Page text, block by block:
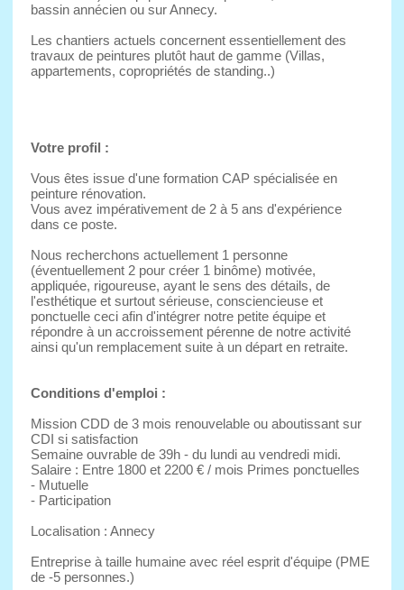
bassin annécien ou sur Annecy.
Les chantiers actuels concernent essentiellement des
travaux de peintures plutôt haut de gamme (Villas,
appartements, copropriétés de standing..)
Votre profil :
Vous êtes issue d'une formation CAP spécialisée en
peinture rénovation.
Vous avez impérativement de 2 à 5 ans d'expérience
dans ce poste.
Nous recherchons actuellement 1 personne
(éventuellement 2 pour créer 1 binôme) motivée,
appliquée, rigoureuse, ayant le sens des détails, de
l'esthétique et surtout sérieuse, consciencieuse et
ponctuelle ceci afin d'intégrer notre petite équipe et
répondre à un accroissement pérenne de notre activité
ainsi qu'un remplacement suite à un départ en retraite.
Conditions d'emploi :
Mission CDD de 3 mois renouvelable ou aboutissant sur
CDI si satisfaction
Semaine ouvrable de 39h - du lundi au vendredi midi.
Salaire : Entre 1800 et 2200 € / mois Primes ponctuelles
- Mutuelle
- Participation
Localisation : Annecy
Entreprise à taille humaine avec réel esprit d'équipe (PME
de -5 personnes.)